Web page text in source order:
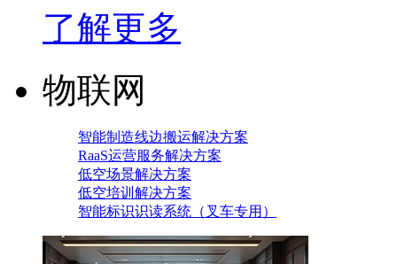
了解更多
物联网
智能制造线边搬运解决方案
RaaS运营服务解决方案
低空场景解决方案
低空培训解决方案
智能标识识读系统（叉车专用）